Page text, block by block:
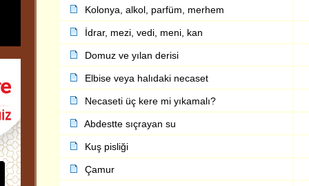
Kolonya, alkol, parfüm, merhem
İdrar, mezi, vedi, meni, kan
Domuz ve yılan derisi
Elbise veya halıdaki necaset
Necaseti üç kere mi yıkamalı?
Abdestte sıçrayan su
Kuş pisliği
Çamur